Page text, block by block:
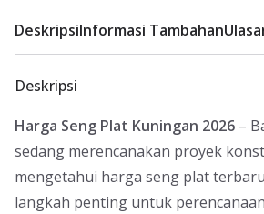
DeskripsiInformasi Tambahan
Deskripsi
Harga Seng Plat Kuningan 2026 –
sedang merencanakan proyek
mengetahui harga seng plat
langkah penting untuk